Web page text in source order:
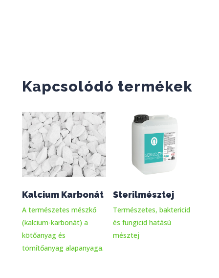
Kapcsolódó termékek
Kalcium Karbonát
A természetes mészkő
(kalcium-karbonát) a
kötőanyag és
tömítőanyag alapanyaga.
Sterilmésztej
Természetes, baktericid
és fungicid hatású
mésztej